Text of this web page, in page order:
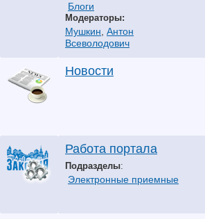
Блоги
Модераторы:
Мушкин Антон
Всеволодович
Новости
Работа портала
Подразделы:
Электронные приемные